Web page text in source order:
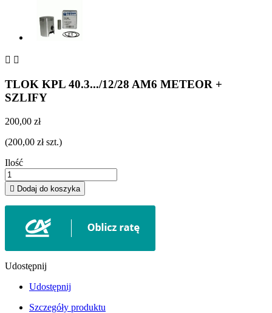
 
TLOK KPL 40.3.../12/28 AM6 METEOR +
SZLIFY
200,00 zł
(200,00 zł szt.)
Ilość
 Dodaj do koszyka
Udostępnij
Udostępnij
Szczegóły produktu